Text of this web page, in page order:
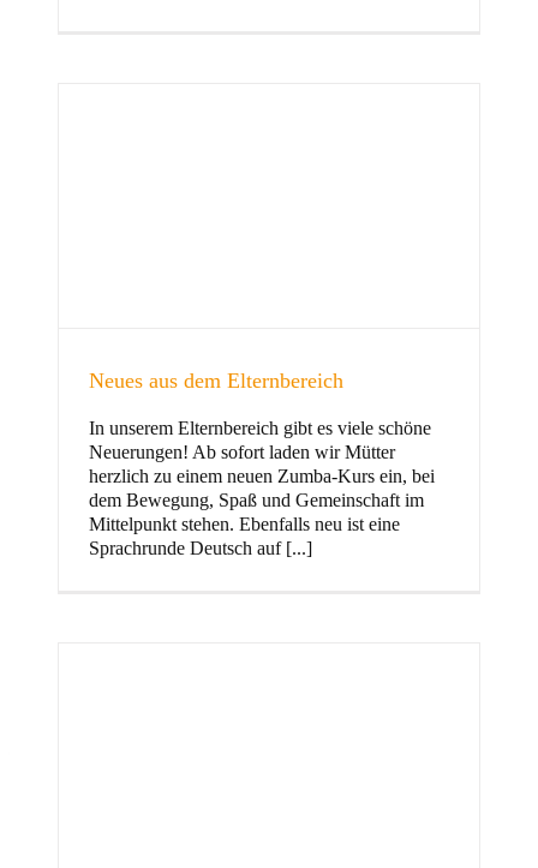
Kinder
Neues aus dem Elternbereich
In unserem Elternbereich gibt es viele schöne
Neuerungen! Ab sofort laden wir Mütter
herzlich zu einem neuen Zumba-Kurs ein, bei
dem Bewegung, Spaß und Gemeinschaft im
Mittelpunkt stehen. Ebenfalls neu ist eine
Sprachrunde Deutsch auf [...]